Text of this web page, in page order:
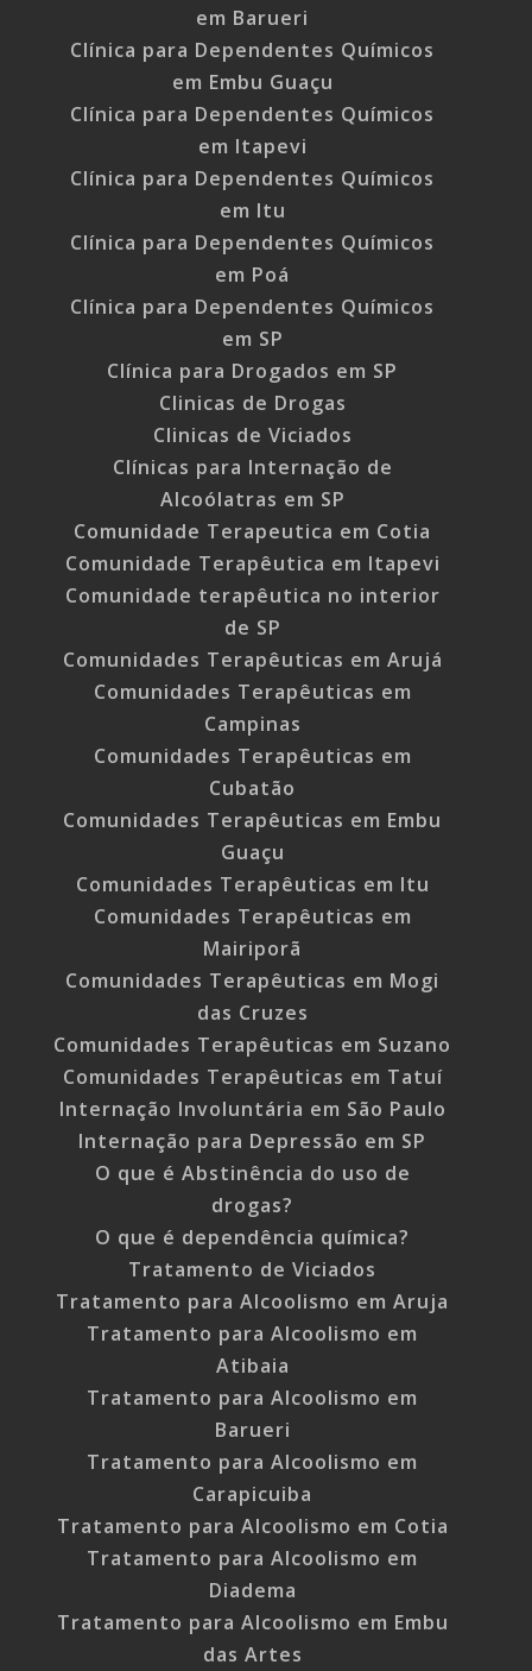
em Barueri
Clínica para Dependentes Químicos
em Embu Guaçu
Clínica para Dependentes Químicos
em Itapevi
Clínica para Dependentes Químicos
em Itu
Clínica para Dependentes Químicos
em Poá
Clínica para Dependentes Químicos
em SP
Clínica para Drogados em SP
Clinicas de Drogas
Clinicas de Viciados
Clínicas para Internação de
Alcoólatras em SP
Comunidade Terapeutica em Cotia
Comunidade Terapêutica em Itapevi
Comunidade terapêutica no interior
de SP
Comunidades Terapêuticas em Arujá
Comunidades Terapêuticas em
Campinas
Comunidades Terapêuticas em
Cubatão
Comunidades Terapêuticas em Embu
Guaçu
Comunidades Terapêuticas em Itu
Comunidades Terapêuticas em
Mairiporã
Comunidades Terapêuticas em Mogi
das Cruzes
Comunidades Terapêuticas em Suzano
Comunidades Terapêuticas em Tatuí
Internação Involuntária em São Paulo
Internação para Depressão em SP
O que é Abstinência do uso de
drogas?
O que é dependência química?
Tratamento de Viciados
Tratamento para Alcoolismo em Aruja
Tratamento para Alcoolismo em
Atibaia
Tratamento para Alcoolismo em
Barueri
Tratamento para Alcoolismo em
Carapicuiba
Tratamento para Alcoolismo em Cotia
Tratamento para Alcoolismo em
Diadema
Tratamento para Alcoolismo em Embu
das Artes